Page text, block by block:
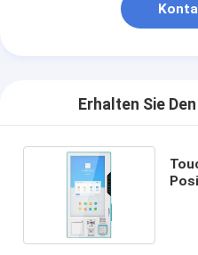
Erhalten Sie